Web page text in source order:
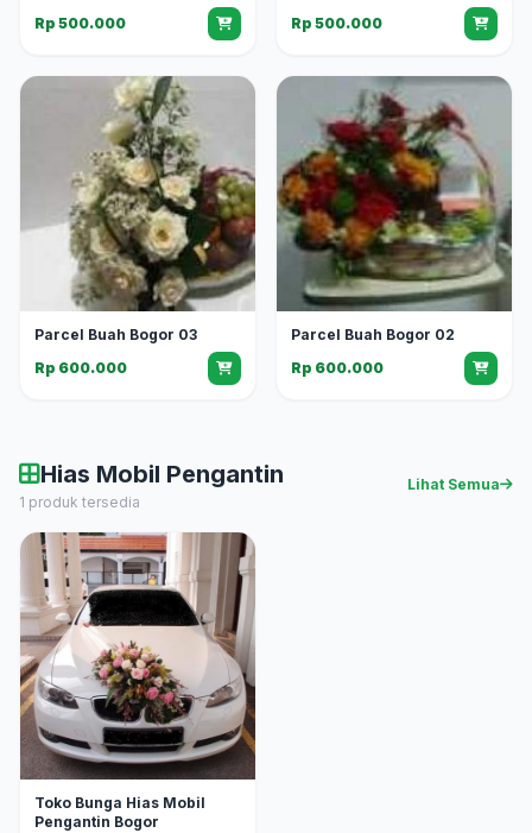
Rp 500.000
Rp 500.000
Parcel Buah Bogor 03
Rp 600.000
Parcel Buah Bogor 02
Rp 600.000
Hias Mobil Pengantin
1 produk tersedia
Lihat Semua
Toko Bunga Hias Mobil
Pengantin Bogor